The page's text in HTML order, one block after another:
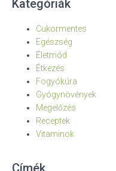
Kategóriák
Cukormentes
Egészség
Életmód
Étkezés
Fogyókúra
Gyógynövények
Megelőzés
Receptek
Vitaminok
Címék